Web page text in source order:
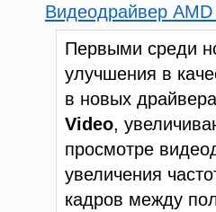
Видеодрайвер
Первыми среди
улучшения в
в новых
Video,
просмотре
увеличения
кадров между